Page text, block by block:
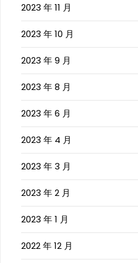
2023 年 11 月
2023 年 10 月
2023 年 9 月
2023 年 8 月
2023 年 6 月
2023 年 4 月
2023 年 3 月
2023 年 2 月
2023 年 1 月
2022 年 12 月